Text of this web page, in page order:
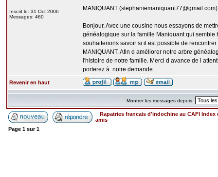
Inscrit le: 31 Oct 2006
Messages: 460
MANIQUANT
Bonjour, Avec une cousine nous essayons de
généalogique sur la famille Maniquant qui semble
souhaiterions savoir si il est possible de
MANIQUANT. Afin d améliorer notre arbre
l'histoire de notre famille. Merci d avance de l
porterez à notre demande.
Revenir en haut
Montrer les messages depuis:
Rapatries francais d'indochine au CAFI Index
amis
Page 1 sur1